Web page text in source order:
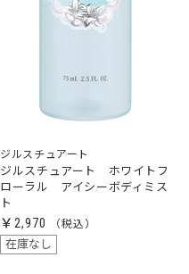
ジルスチュアート
ジルスチュアート ホワイトフ
ローラル アイシーボディミス
ト
￥2,970
在庫なし